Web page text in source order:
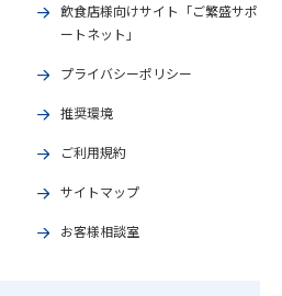
飲食店様向けサイト「ご繁盛サポ
ートネット」
プライバシーポリシー
推奨環境
ご利用規約
サイトマップ
お客様相談室